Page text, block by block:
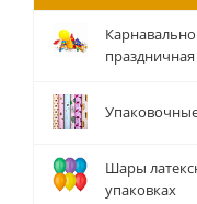
Карнавально
Шары
упаковках